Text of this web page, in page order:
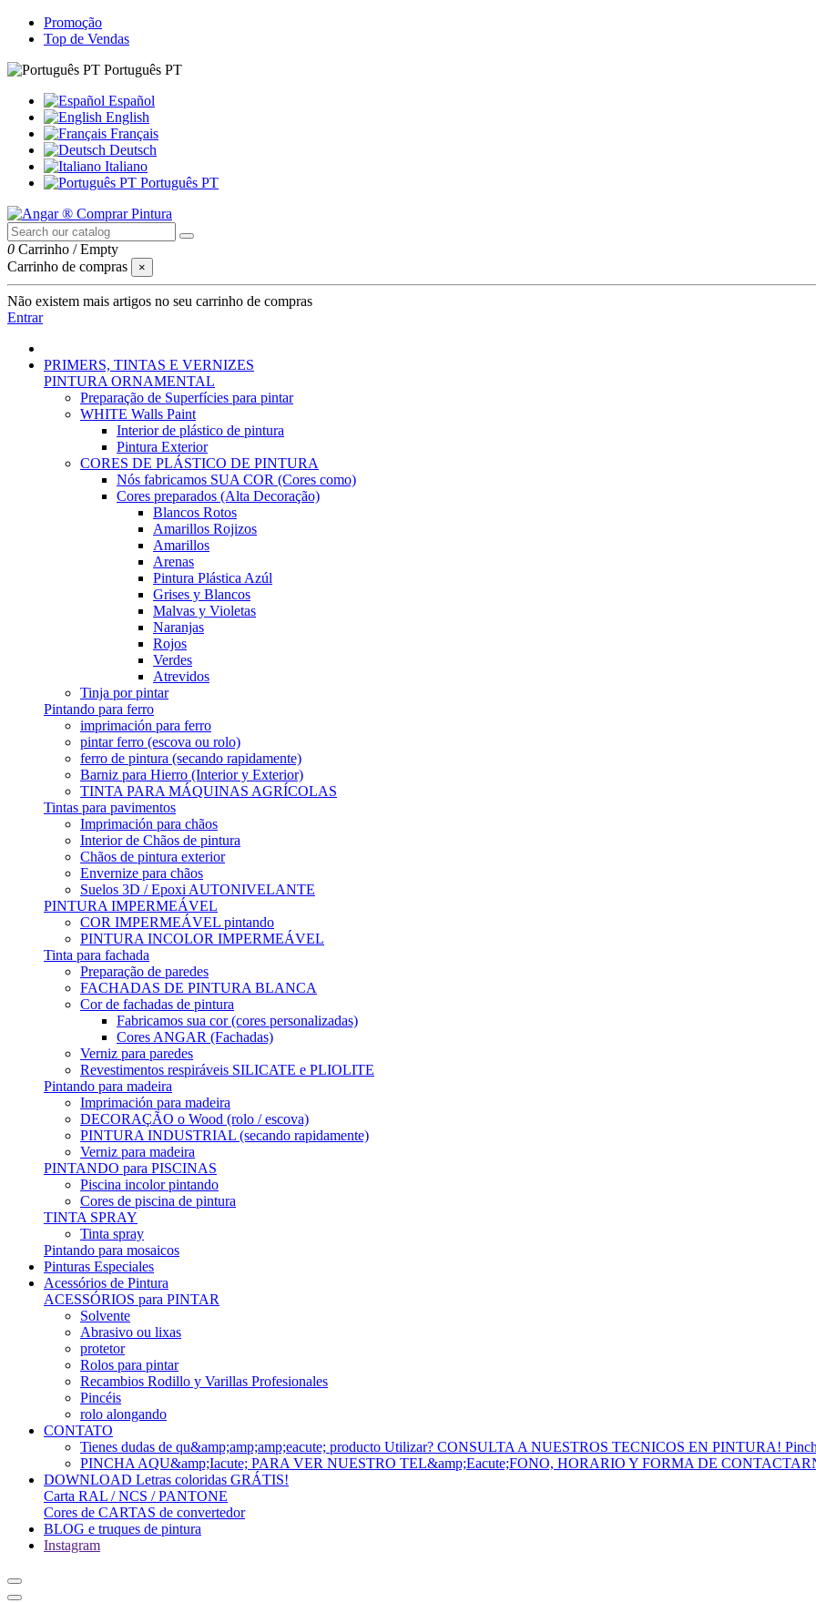
Promoção
Top de Vendas
Português PT
Español
English
Français
Deutsch
Italiano
Português PT
0 Carrinho /Empty
Carrinho de compras
×
Não existem mais artigos no seu carrinho de compras
Entrar
PRIMERS, TINTAS E VERNIZES
PINTURA ORNAMENTAL
Preparação de Superfícies para pintar
WHITE Walls Paint
Interior de plástico de pintura
Pintura Exterior
CORES DE PLÁSTICO DE PINTURA
Nós fabricamos SUA COR (Cores como)
Cores preparados (Alta Decoração)
Blancos Rotos
Amarillos Rojizos
Amarillos
Arenas
Pintura Plástica Azúl
Grises y Blancos
Malvas y Violetas
Naranjas
Rojos
Verdes
Atrevidos
Tinja por pintar
Pintando para ferro
imprimación para ferro
pintar ferro (escova ou rolo)
ferro de pintura (secando rapidamente)
Barniz para Hierro (Interior y Exterior)
TINTA PARA MÁQUINAS AGRÍCOLAS
Tintas para pavimentos
Imprimación para chãos
Interior de Chãos de pintura
Chãos de pintura exterior
Envernize para chãos
Suelos 3D / Epoxi AUTONIVELANTE
PINTURA IMPERMEÁVEL
COR IMPERMEÁVEL pintando
PINTURA INCOLOR IMPERMEÁVEL
Tinta para fachada
Preparação de paredes
FACHADAS DE PINTURA BLANCA
Cor de fachadas de pintura
Fabricamos sua cor (cores personalizadas)
Cores ANGAR (Fachadas)
Verniz para paredes
Revestimentos respiráveis ​​SILICATE e PLIOLITE
Pintando para madeira
Imprimación para madeira
DECORAÇÃO o Wood (rolo / escova)
PINTURA INDUSTRIAL (secando rapidamente)
Verniz para madeira
PINTANDO para PISCINAS
Piscina incolor pintando
Cores de piscina de pintura
TINTA SPRAY
Tinta spray
Pintando para mosaicos
Pinturas Especiales
Acessórios de Pintura
ACESSÓRIOS para PINTAR
Solvente
Abrasivo ou lixas
protetor
Rolos para pintar
Recambios Rodillo y Varillas Profesionales
Pincéis
rolo alongando
CONTATO
Tienes dudas de qu&amp;amp;amp;eacute; producto Utilizar? CONSULTA A NUESTROS TECNICOS EN PINTURA!
PINCHA AQU&amp;Iacute; PARA VER NUESTRO TEL&amp;Eacute;FONO, HORARIO Y FORMA DE
DOWNLOAD Letras coloridas GRÁTIS!
Carta RAL / NCS / PANTONE
Cores de CARTAS de convertedor
BLOG e truques de pintura
Instagram